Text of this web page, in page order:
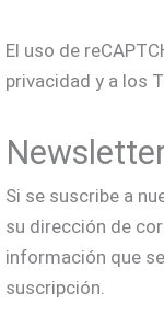
El uso de
privacidad y a los
Si se suscribe a
su dirección de
información que
suscripción.